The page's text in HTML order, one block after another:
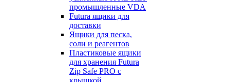
промышленные VDA
Futura ящики для
доставки
Ящики для песка,
соли и реагентов
Пластиковые ящики
для хранения Futura
Zip Safe PRO с
крышкой